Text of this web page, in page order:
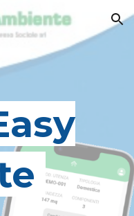
Skip to navigation